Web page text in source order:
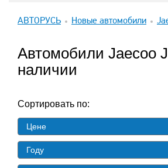
АВТОРУСЬ Новые автомобили
Автомобили Jaecoo
наличии
Сортировать по: